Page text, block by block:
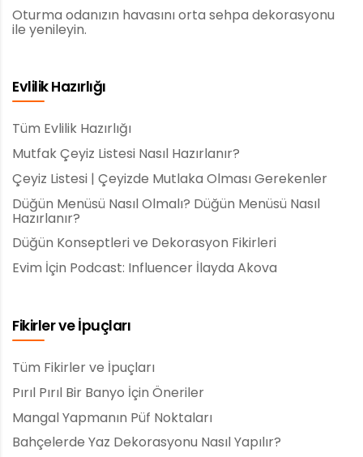
Oturma odanızın havasını orta sehpa dekorasyonu
ile yenileyin.
Evlilik Hazırlığı
Tüm Evlilik Hazırlığı
Mutfak Çeyiz Listesi Nasıl Hazırlanır?
Çeyiz Listesi | Çeyizde Mutlaka Olması Gerekenler
Düğün Menüsü Nasıl Olmalı? Düğün Menüsü Nasıl
Hazırlanır?
Düğün Konseptleri ve Dekorasyon Fikirleri
Evim İçin Podcast: Influencer İlayda Akova
Fikirler ve İpuçları
Tüm Fikirler ve İpuçları
Pırıl Pırıl Bir Banyo İçin Öneriler
Mangal Yapmanın Püf Noktaları
Bahçelerde Yaz Dekorasyonu Nasıl Yapılır?